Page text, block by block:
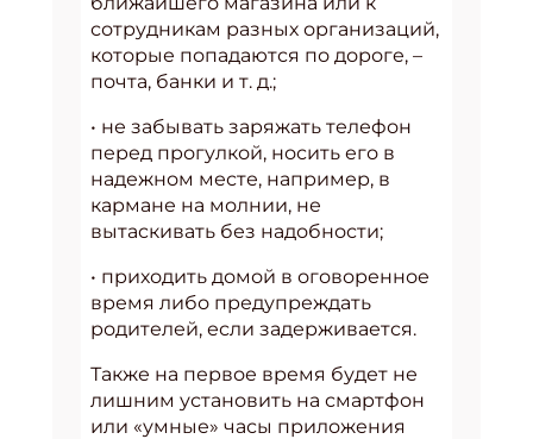
сотрудникам разных организаций,
которые попадаются по дороге, –
почта, банки и т. д.;
• не забывать заряжать телефон
перед прогулкой, носить его в
надежном месте, например, в
кармане на молнии, не
вытаскивать без надобности;
• приходить домой в оговоренное
время либо предупреждать
родителей, если задерживается.
Также на первое время будет не
лишним установить на смартфон
или «умные» часы приложения